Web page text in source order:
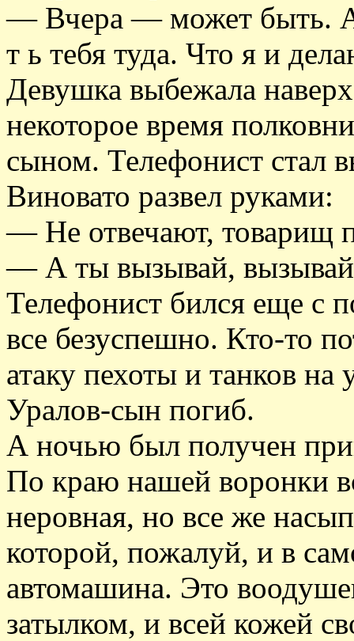
— Вчера — может быть. А
т ь тебя туда. Что я и
Девушка выбежала
некоторое время
сыном. Телефонист стал
Виновато развел руками:
— Не отвечают, товарищ
— А ты вызывай,
Телефонист бился еще с
все безуспешно. Кто-то
атаку пехоты и танков на
Уралов-сын погиб.
А ночью был получен
По краю нашей воронки
неровная, но все же
которой, пожалуй, и в
автомашина. Это
затылком, и всей кожей